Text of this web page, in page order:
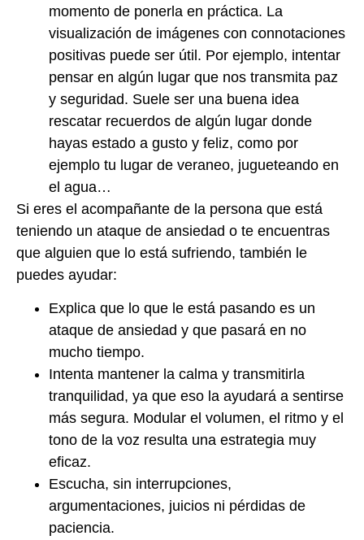
momento de ponerla en práctica. La
visualización de imágenes con connotaciones
positivas puede ser útil. Por ejemplo, intentar
pensar en algún lugar que nos transmita paz
y seguridad. Suele ser una buena idea
rescatar recuerdos de algún lugar donde
hayas estado a gusto y feliz, como por
ejemplo tu lugar de veraneo, jugueteando en
el agua…
Si eres el acompañante de la persona que está
teniendo un ataque de ansiedad o te encuentras
que alguien que lo está sufriendo, también le
puedes ayudar:
Explica que lo que le está pasando es un
ataque de ansiedad y que pasará en no
mucho tiempo.
Intenta mantener la calma y transmitirla
tranquilidad, ya que eso la ayudará a sentirse
más segura. Modular el volumen, el ritmo y el
tono de la voz resulta una estrategia muy
eficaz.
Escucha, sin interrupciones,
argumentaciones, juicios ni pérdidas de
paciencia.